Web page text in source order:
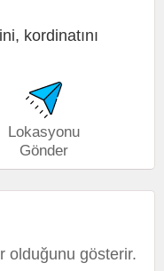
kordinatını
Lokasyonu
Gönder
olduğunu gösterir.